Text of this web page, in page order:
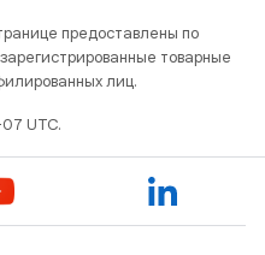
предоставлены по
товарные
лиц.
UTC.